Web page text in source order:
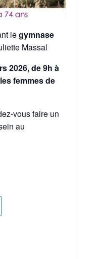
legymnase
Massal
2026, de 9h à
femmes de
vous faire un
au